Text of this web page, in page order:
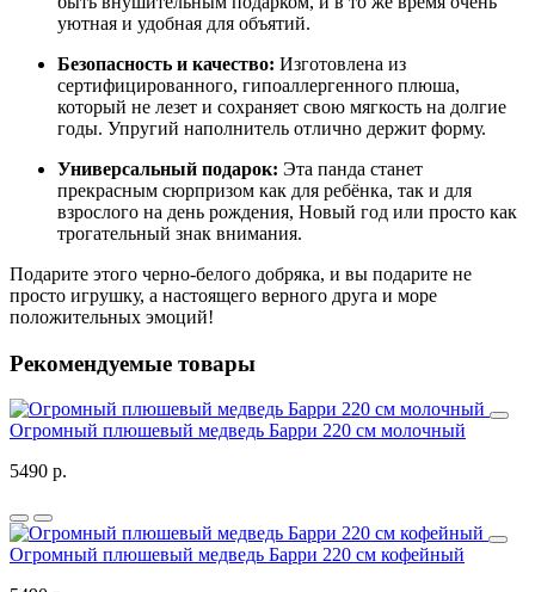
уютная и удобная для объятий.
Безопасность и качество: Изготовлена из
сертифицированного, гипоаллергенного плюша,
который не лезет и сохраняет свою мягкость на долгие
годы. Упругий наполнитель отлично держит форму.
Универсальный подарок: Эта панда станет
прекрасным сюрпризом как для ребёнка, так и для
взрослого на день рождения, Новый год или просто как
трогательный знак внимания.
Подарите этого черно-белого добряка, и вы подарите не
просто игрушку, а настоящего верного друга и море
положительных эмоций!
Рекомендуемые товары
Огромный плюшевый медведь Барри 220 см молочный
5490 р.
Огромный плюшевый медведь Барри 220 см кофейный